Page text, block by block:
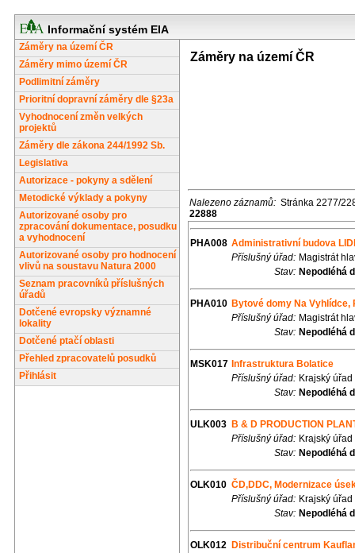
Informační systém EIA
Záměry na území ČR
Záměry mimo území ČR
Podlimitní záměry
Prioritní dopravní záměry dle §23a
Vyhodnocení změn velkých
projektů
Záměry dle zákona 244/1992 Sb.
Legislativa
Autorizace - pokyny a sdělení
Metodické výklady a pokyny
Autorizované osoby pro
zpracování dokumentace, posudku
a vyhodnocení
Autorizované osoby pro hodnocení
vlivů na soustavu Natura 2000
Seznam pracovníků příslušných
úřadů
Dotčené evropsky významné
lokality
Dotčené ptačí oblasti
Přehled zpracovatelů posudků
Přihlásit
Záměry na území ČR
Nalezeno záznamů:
22888
Stránka 2277/
PHA008 Administrativní budova
Příslušný úřad: Magistrát
Stav: Nepodléhá
PHA010 Bytové domy Na Vyhlídce,
Příslušný úřad: Magistrát
Stav: Nepodléhá
MSK017 Infrastruktura Bolatice
Příslušný úřad: Krajský
Stav: Nepodléhá
ULK003 B & D PRODUCTION
Příslušný úřad: Krajský
Stav: Nepodléhá
OLK010 ČD,DDC, Modernizace
Příslušný úřad: Krajský
Stav: Nepodléhá
OLK012 Distribuční centrum